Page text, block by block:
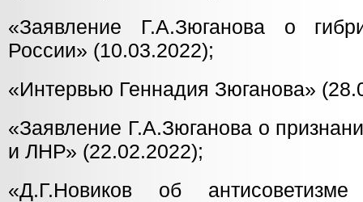
«Заявление Г.А.Зюганова о
России» (10.03.2022);
«Интервью Геннадия Зюганова»
«Заявление Г.А.Зюганова о
и ЛНР» (22.02.2022);
«Д.Г.Новиков об